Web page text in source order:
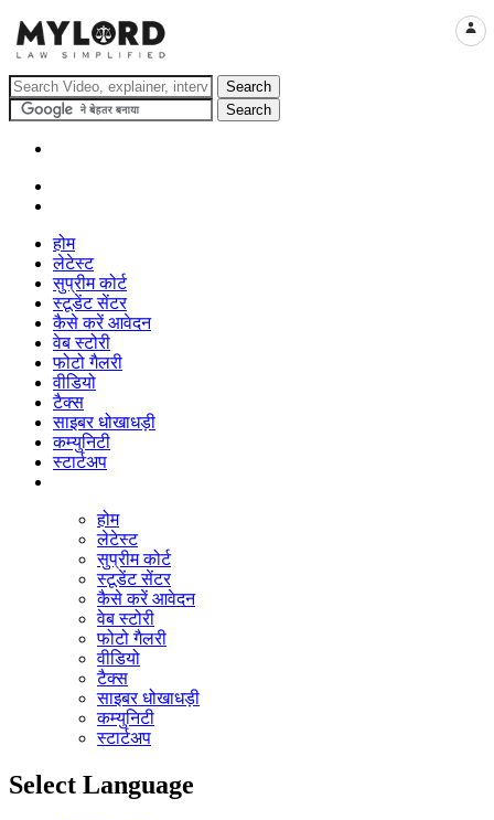
होम
लेटेस्ट
सुप्रीम कोर्ट
स्टूडेंट सेंटर
कैसे करें आवेदन
वेब स्टोरी
फोटो गैलरी
वीडियो
टैक्स
साइबर धोखाधड़ी
कम्युनिटी
स्टार्टअप
होम
लेटेस्ट
सुप्रीम कोर्ट
स्टूडेंट सेंटर
कैसे करें आवेदन
वेब स्टोरी
फोटो गैलरी
वीडियो
टैक्स
साइबर धोखाधड़ी
कम्युनिटी
स्टार्टअप
Select Language